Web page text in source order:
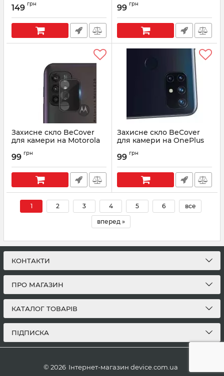
Артикул:
149 грн
Артикул:
99 грн
Захисне скло BeCover
для камери на Motorola
Артикул:
99 грн
Захисне скло BeCover
для камери на OnePlus
(707032)
Артикул: 707032
99 грн
1 2 3 4 5 6 все
вперед »
КОНТАКТИ
ПРО МАГАЗИН
КАТАЛОГ ТОВАРІВ
ПІДПИСКА
© 2026 Інтернет-магазин device.com.ua